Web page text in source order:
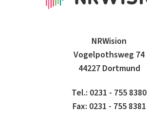
NRWision
Vogelpothsweg 74
44227 Dortmund
Tel.: 0231 - 755 8380
Fax: 0231 - 755 8381